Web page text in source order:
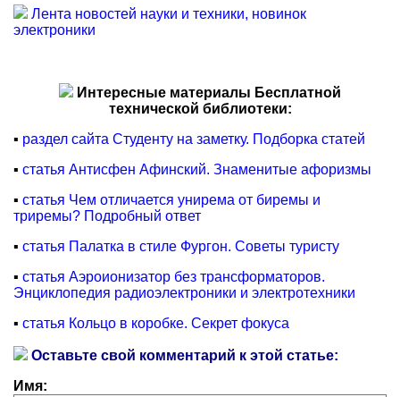
Лента новостей науки и техники, новинок
электроники
Интересные материалы Бесплатной
технической библиотеки:
▪ раздел сайта Студенту на заметку. Подборка статей
▪ статья Антисфен Афинский. Знаменитые афоризмы
▪ статья Чем отличается унирема от биремы и
триремы? Подробный ответ
▪ статья Палатка в стиле Фургон. Советы туристу
▪ статья Аэроионизатор без трансформаторов.
Энциклопедия радиоэлектроники и электротехники
▪ статья Кольцо в коробке. Секрет фокуса
Оставьте свой комментарий к этой статье:
Имя: